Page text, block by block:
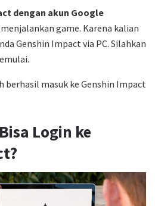
dengan akun Google
game. Karena kalian
Genshin Impact via PC. Silahkan
berhasil masuk ke Genshin Impact
Login ke